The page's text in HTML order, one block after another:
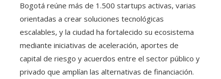
Bogotá reúne más de 1.500 startups activas, varias
orientadas a crear soluciones tecnológicas
escalables, y la ciudad ha fortalecido su ecosistema
mediante iniciativas de aceleración, aportes de
capital de riesgo y acuerdos entre el sector público y
privado que amplían las alternativas de financiación.